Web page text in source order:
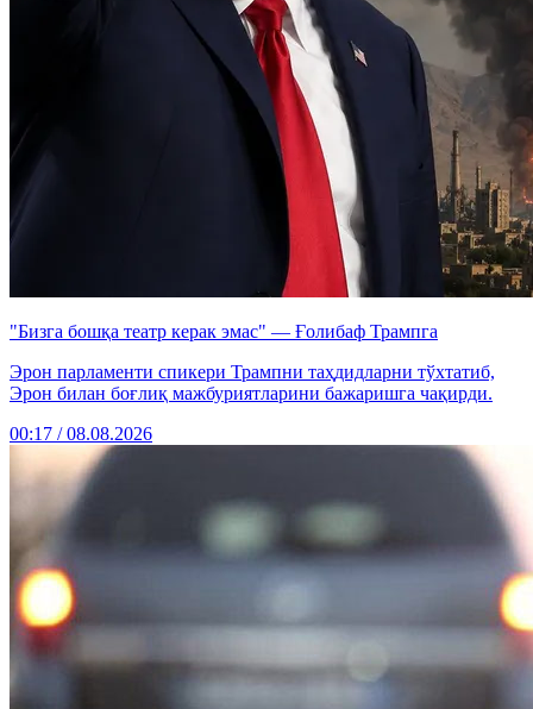
"Бизга бошқа театр керак эмас" — Ғолибаф Трампга
Эрон парламенти спикери Трампни таҳдидларни тўхтатиб,
Эрон билан боғлиқ мажбуриятларини бажаришга чақирди.
00:17 / 08.08.2026